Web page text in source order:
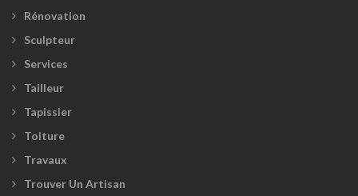
Rénovation
Sculpteur
Services
Tailleur
Tapissier
Toiture
Travaux
Trouver Un Artisan